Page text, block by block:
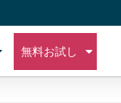
無料お試し